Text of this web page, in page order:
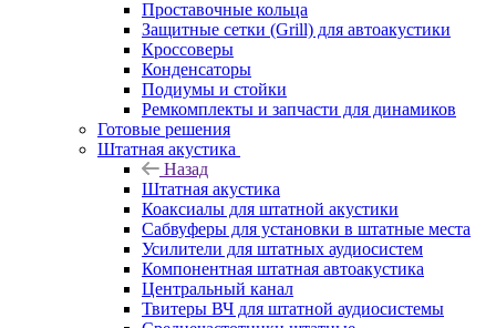
Проставочные кольца
Защитные сетки (Grill) для автоакустики
Кроссоверы
Конденсаторы
Подиумы и стойки
Ремкомплекты и запчасти для динамиков
Готовые решения
Штатная акустика
Назад
Штатная акустика
Коаксиалы для штатной акустики
Сабвуферы для установки в штатные места
Усилители для штатных аудиосистем
Компонентная штатная автоакустика
Центральный канал
Твитеры ВЧ для штатной аудиосистемы